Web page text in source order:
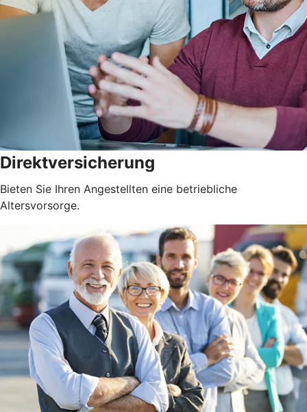
Direktversicherung
Bieten Sie Ihren Angestellten eine betriebliche
Altersvorsorge.